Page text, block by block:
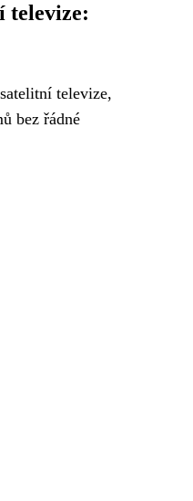
televize:
televize,
bez řádné